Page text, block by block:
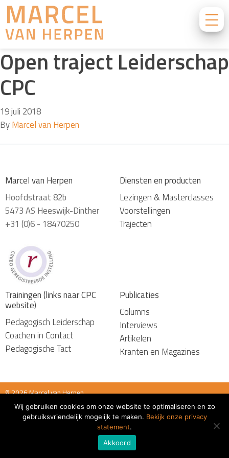
Open traject Leiderschap
CPC
19 juli 2018
ByMarcel van Herpen
Marcel van Herpen
Hoofdstraat 82b
5473 AS Heeswijk-Dinther
+31 (0)6 - 18470250
Diensten en producten
Lezingen & Masterclasses
Voorstellingen
Trajecten
Trainingen (links naar CPC
website)
Pedagogisch Leiderschap
Coachen in Contact
Pedagogische Tact
Publicaties
Columns
Interviews
Artikelen
Kranten en Magazines
© 2026 Marcel van Herpen
Algemene voorwaarden
Wij gebruiken cookies om onze website te optimaliseren en zo
gebruiksvriendelijk mogelijk te maken. Bekijk onze privacy
statement.
Akkoord